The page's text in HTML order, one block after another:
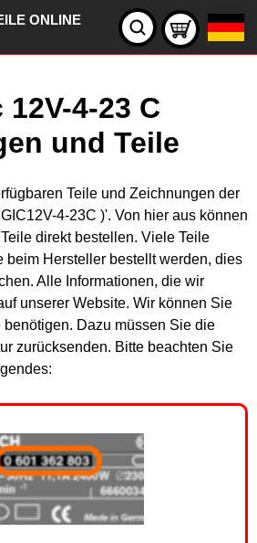
ONLINE
4-23 C
und Teile
Teile und Zeichnungen der
4-23C )'. Von hier aus können
direkt bestellen. Viele Teile
beim Hersteller bestellt werden, dies
Alle Informationen, die wir
unserer Website. Wir können Sie
Dazu müssen Sie die
zurücksenden. Bitte beachten Sie